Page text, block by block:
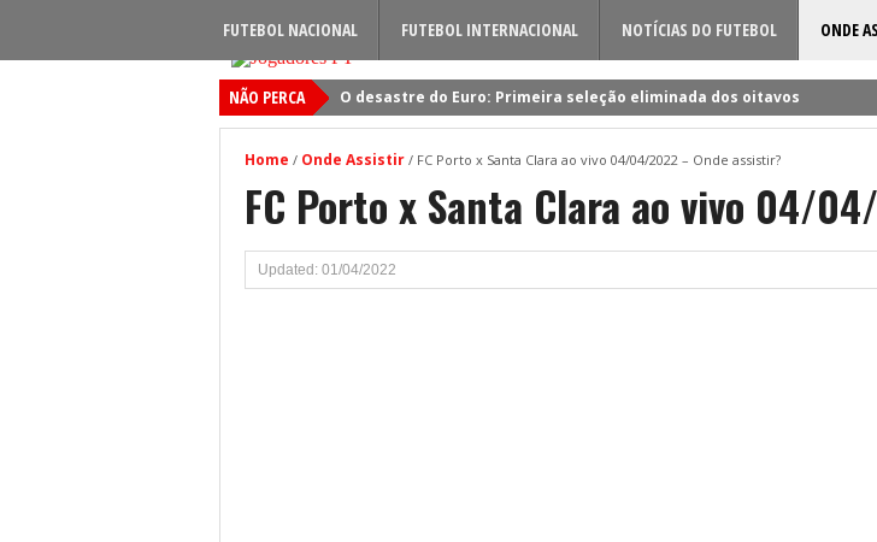
FUTEBOL NACIONAL FUTEBOL INTERNACIONAL NOTÍCIAS DO FUTEBOL ONDE
NÃO PERCA
O desastre do Euro: Primeira seleção eliminada dos oitavos
Sporting: Soluções fogem a Rúben Amorim para a nova época!
Viktor Gyokeres: Torna-se dificil o cerco à volta do sueco
Quando será jogado o jogo entre Famalicão e Sporting?
Home / Onde Assistir / FC Porto x Santa Clara ao vivo 04/04/2022 – Onde assistir?
FC Porto x Santa Clara ao vivo 04/
Updated: 01/04/2022